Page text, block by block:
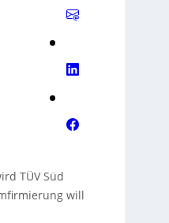
TÜV Süd
will